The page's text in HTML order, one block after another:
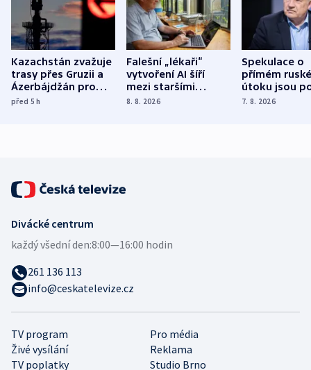
Kazachstán zvažuje
trasy přes Gruzii a
Ázerbájdžán pro
vývoz ropy do
před 5h
Falešní „lékaři“
vytvoření AI šíří
mezi staršími
Poláky nebezpečné
8. 8. 2026
Spekulace o
přímém
útoku jsou
míní
7. 8. 2026
TV program
Pro média
Živé vysílání
Reklama
TV poplatky
Studio Brno
Divácké centrum
každý všední den:8:00—16:00 hodin
261 136 113
info@ceskatelevize.cz